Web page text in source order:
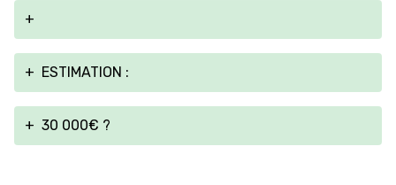
+
+ ESTIMATION :
+ 30 000€ ?